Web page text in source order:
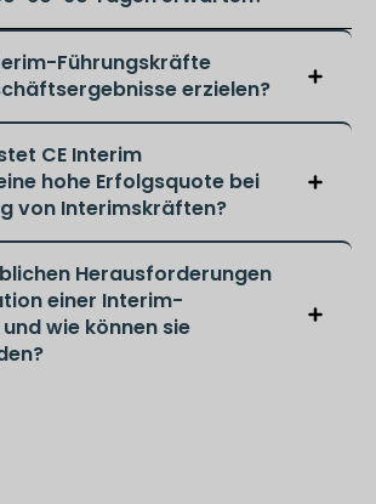
Führungskräfte
erzielen?
CE Interim
hohe Erfolgsquote bei
von Interimskräften?
Herausforderungen
einer Interim-
wie können sie